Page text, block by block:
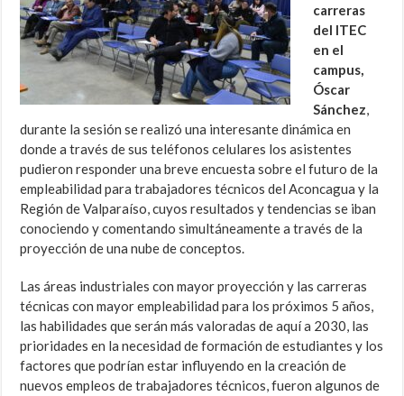
carreras
del ITEC
en el
campus,
Óscar
Sánchez,
durante la sesión se realizó una interesante dinámica en
donde a través de sus teléfonos celulares los asistentes
pudieron responder una breve encuesta sobre el futuro de la
empleabilidad para trabajadores técnicos del Aconcagua y la
Región de Valparaíso, cuyos resultados y tendencias se iban
conociendo y comentando simultáneamente a través de la
proyección de una nube de conceptos.
Las áreas industriales con mayor proyección y las carreras
técnicas con mayor empleabilidad para los próximos 5 años,
las habilidades que serán más valoradas de aquí a 2030, las
prioridades en la necesidad de formación de estudiantes y los
factores que podrían estar influyendo en la creación de
nuevos empleos de trabajadores técnicos, fueron algunos de